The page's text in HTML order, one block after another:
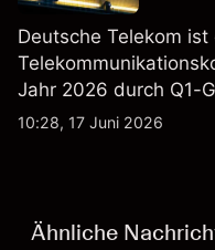
Deutsche Telekom
Jahr 2026 durch Q1-
Aktienrückkäufe und
10:28, 17 Juni 2026
Ähnliche